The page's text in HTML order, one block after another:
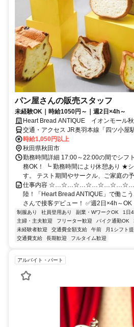
パン屋さんの販売スタッフ
未経験OK｜時給1050円～｜週2日×4h～
Heart Bread ANTIQUE イオンモール
交通・アクセス JR奥羽本線「四ツ小屋
時給1,050円以上
秋田県秋田市
勤務時間詳細 17:00～22:00の間でシフ
務OK！ ┗ 勤務時間により休憩あり ★
す。 テスト期間やサークル、ご家庭の
仕事内容
陸！「Heart Bread ANTIQUE」で働こ
さんで接客デビュー！ ✅週2日×4h～OK
制服あり 社員登用あり 副業・WワークOK 1日
主婦・主夫歓迎
フリーター歓迎 バイク通勤OK
未経験者歓迎
交通費全額支給 午前 月1シフト
交通費支給
長期歓迎 フルタイム歓迎
アルバイト・パート